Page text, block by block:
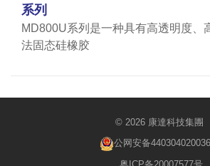
系列
MD800U系列是一种具有高透明度、
法固态硅橡胶
© 2026 康達科技集團
公网安备